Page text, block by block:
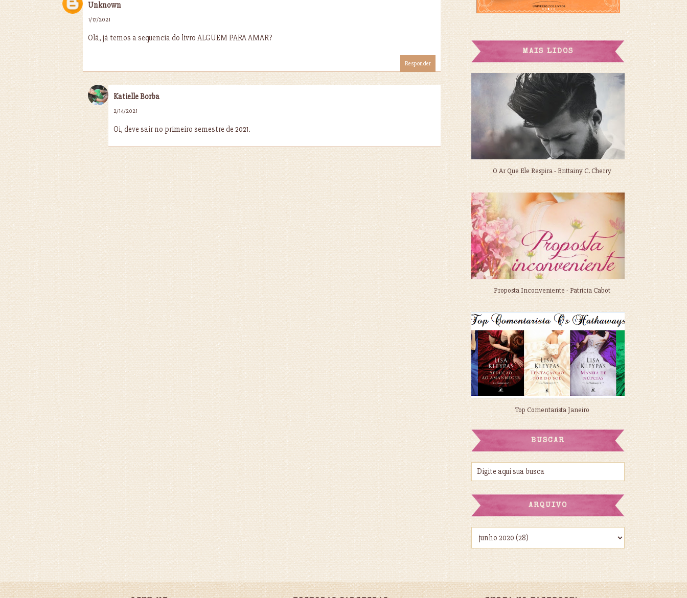
Unknown
1/17/2021
Olá, já temos a sequencia do livro ALGUEM PARA AMAR?
Responder
Katielle Borba
2/14/2021
Oi, deve sair no primeiro semestre de 2021.
MAIS LIDOS
O Ar Que Ele Respira - Brittainy C. Cherry
Proposta Inconveniente - Patricia Cabot
Top Comentarista Janeiro
BUSCAR
ARQUIVO